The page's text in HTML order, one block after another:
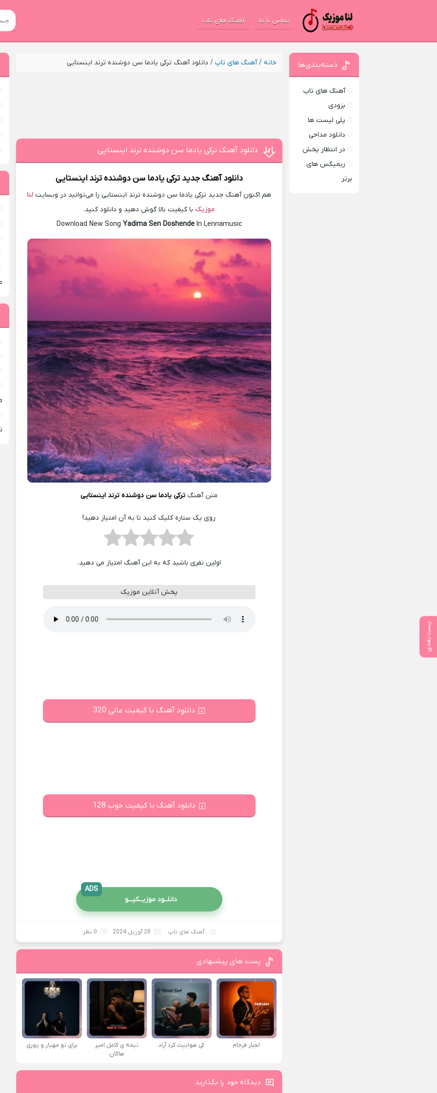
تماس با ما آهنگ های تاپ
خانه /آهنگ های تاپ / دانلود آهنگ ترکی یادما سن دوشنده ترند اینستایی
پست بعدی
دانلود آهنگ ترکی یادما سن دوشنده ترند اینستایی
دانلود آهنگ جدید ترکی یادما سن دوشنده ترند اینستایی
هم اکنون آهنگ جدید ترکی یادما سن دوشنده ترند اینستایی را می‌توانید در وبسایت لنا
موزیک با کیفیت بالا گوش دهید و دانلود کنید.
Download New Song Yadima Sen DoshendeIn Lennamusic
متن آهنگ ترکی یادما سن دوشنده ترند اینستایی
روی یک ستاره کلیک کنید تا به آن امتیاز دهید!
اولین نفری باشید که به این آهنگ امتیاز می دهید.
پخش آنلاین موزیک
دانلود آهنگ با کیفیت عالی 320
دانلود آهنگ با کیفیت خوب 128
دانلــود موزیــکیـــو
ADS
آهنگ های تاپ 28 آوریل 2024 0 نظر
پست های پیشنهادی
لجباز فرجام کی هواییت کرد آراد
نیمه ی کامل امیر
هاکان
برای تو مهیار و پوری
دیدگاه خود را بگذارید
دسته‌بندی‌ها
آهنگ های تاپ
بزودی
پلی لیست ها
دانلود مداحی
در انتظار پخش
ریمیکس های
برتر